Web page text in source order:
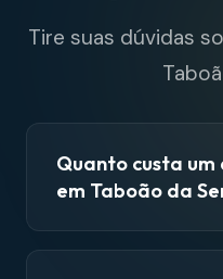
Tire suas dúvidas
Quanto custa
em Taboão da